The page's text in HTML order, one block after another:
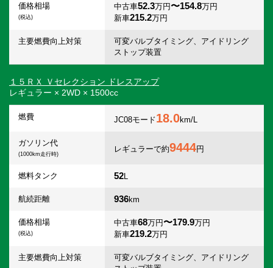
価格相場
(税込)
中古車52.3万円〜154.8万円
新車215.2万円
主要燃費向上対策
可変バルブタイミング、アイドリング
ストップ装置
１５ＲＸ Ｖセレクション ドレスアップ
レギュラー × 2WD × 1500cc
燃費 JC08モード18.0km/L
ガソリン代
(1000km走行時)
レギュラーで約9444円
燃料タンク 52L
航続距離 936km
価格相場
(税込)
中古車68万円〜179.9万円
新車219.2万円
主要燃費向上対策
可変バルブタイミング、アイドリング